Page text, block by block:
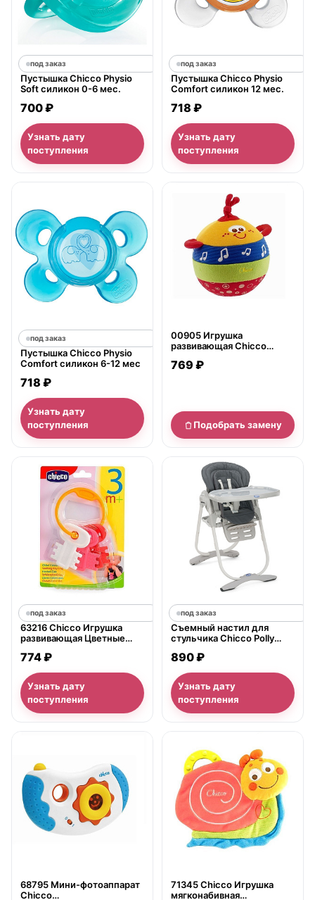
под заказ
Пустышка Chicco Physio
Soft силикон 0-6 мес.
700 ₽
Узнать дату
поступления
под заказ
Пустышка Chicco Physio
Comfort силикон 12 мес.
718 ₽
Узнать дату
поступления
под заказ
Пустышка Chicco Physio
Comfort силикон 6-12 мес
718 ₽
Узнать дату
поступления
нет в продаже
00905 Игрушка
развивающая Chicco
музыкальный&amp;quot;
769 ₽
Подобрать замену
под заказ
63216 Chicco Игрушка
развивающая Цветные
774 ₽
Узнать дату
поступления
под заказ
Съемный настил для
стульчика Chicco Polly
890 ₽
Узнать дату
поступления
68795 Мини-фотоаппарат
Chicco
71345 Chicco Игрушка
мягконабивная